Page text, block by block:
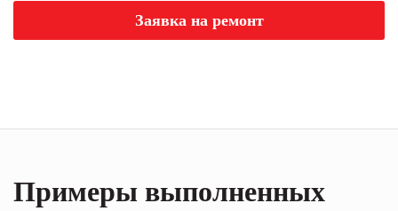
Заявка на ремонт
Примеры выполненных